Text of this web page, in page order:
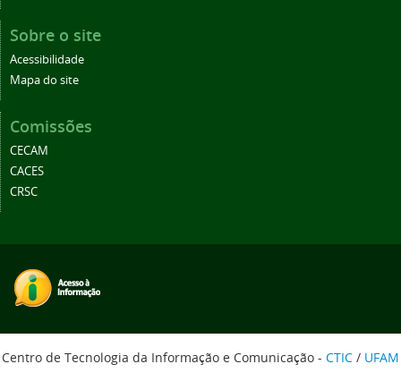
Sobre o site
Acessibilidade
Mapa do site
Comissões
CECAM
CACES
CRSC
Centro de Tecnologia da Informação e Comunicação - CTIC / UFAM